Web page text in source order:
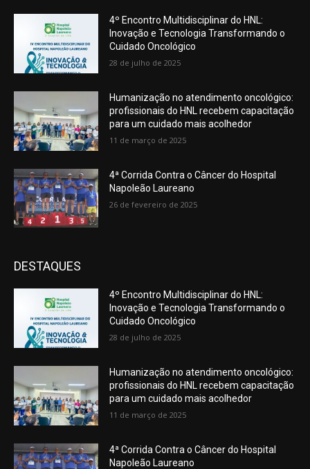
4º Encontro Multidisciplinar do HNL:
Inovação e Tecnologia Transformando o
Cuidado Oncológico
28 de julho de 2025
Humanização no atendimento oncológico:
profissionais do HNL recebem capacitação
para um cuidado mais acolhedor
11 de março de 2025
4ª Corrida Contra o Câncer do Hospital
Napoleão Laureano
26 de fevereiro de 2025
DESTAQUES
4º Encontro Multidisciplinar do HNL:
Inovação e Tecnologia Transformando o
Cuidado Oncológico
28 de julho de 2025
Humanização no atendimento oncológico:
profissionais do HNL recebem capacitação
para um cuidado mais acolhedor
11 de março de 2025
4ª Corrida Contra o Câncer do Hospital
Napoleão Laureano